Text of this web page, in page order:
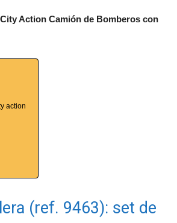
City Action Camión de Bomberos con
action
(ref. 9463): set de